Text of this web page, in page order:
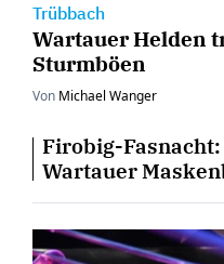
Trübbach
Wartauer Helden
Sturmböen
Von Michael Wanger
Firobig-
Wartauer